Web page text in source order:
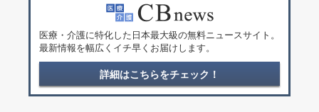
医療・介護に特化した日本最大級の無料ニュースサイト。
最新情報を幅広くイチ早くお届けします。
詳細はこちらをチェック！